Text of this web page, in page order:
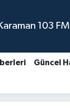
103 FM
Güncel